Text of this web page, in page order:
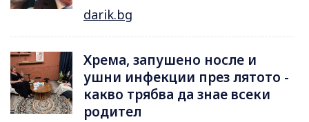
darik.bg
Хрема, запушено носле и
ушни инфекции през лятотo -
какво трябва да знае всеки
родител